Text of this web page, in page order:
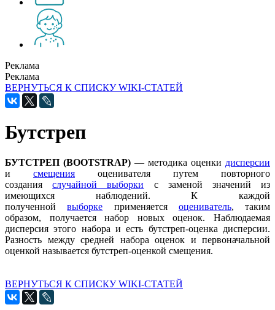
Реклама
Реклама
ВЕРНУТЬСЯ К СПИСКУ WIKI-СТАТЕЙ
Бутстреп
БУТСТРЕП (BOOTSTRAP) — методика оценки дисперсии
и смещения оценивателя путем повторного
созданияслучайной выборки с заменой значений из
имеющихся наблюдений. К каждой
полученнойвыборке применяется оцениватель, таким
образом, получается набор новых оценок. Наблюдаемая
дисперсия этого набора и есть бутстреп-оценка дисперсии.
Разность между средней набора оценок и первоначальной
оценкой называется бутстреп-оценкой смещения.
ВЕРНУТЬСЯ К СПИСКУ WIKI-СТАТЕЙ